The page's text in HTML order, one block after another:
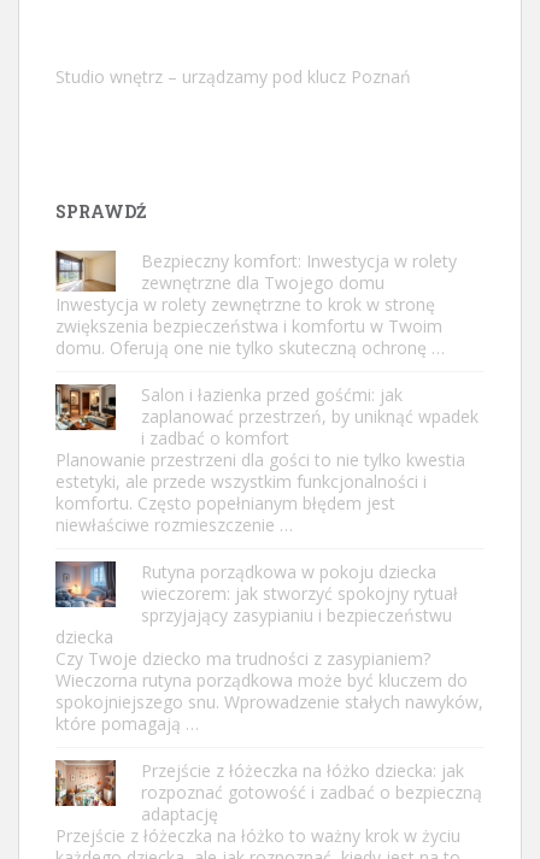
Studio wnętrz – urządzamy pod klucz Poznań
SPRAWDŹ
Bezpieczny komfort: Inwestycja w rolety
zewnętrzne dla Twojego domu
Inwestycja w rolety zewnętrzne to krok w stronę
zwiększenia bezpieczeństwa i komfortu w Twoim
domu. Oferują one nie tylko skuteczną ochronę …
Salon i łazienka przed gośćmi: jak
zaplanować przestrzeń, by uniknąć wpadek
i zadbać o komfort
Planowanie przestrzeni dla gości to nie tylko kwestia
estetyki, ale przede wszystkim funkcjonalności i
komfortu. Często popełnianym błędem jest
niewłaściwe rozmieszczenie …
Rutyna porządkowa w pokoju dziecka
wieczorem: jak stworzyć spokojny rytuał
sprzyjający zasypianiu i bezpieczeństwu
dziecka
Czy Twoje dziecko ma trudności z zasypianiem?
Wieczorna rutyna porządkowa może być kluczem do
spokojniejszego snu. Wprowadzenie stałych nawyków,
które pomagają …
Przejście z łóżeczka na łóżko dziecka: jak
rozpoznać gotowość i zadbać o bezpieczną
adaptację
Przejście z łóżeczka na łóżko to ważny krok w życiu